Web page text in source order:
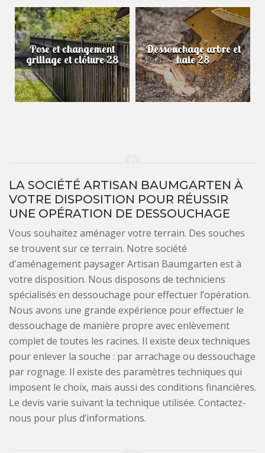
Pose et changement
grillage et clôture 28
Dessouchage arbre et
haie 28
LA SOCIÉTÉ ARTISAN BAUMGARTEN À
VOTRE DISPOSITION POUR RÉUSSIR
UNE OPÉRATION DE DESSOUCHAGE
Vous souhaitez aménager votre terrain. Des souches
se trouvent sur ce terrain. Notre société
d'aménagement paysager Artisan Baumgarten est à
votre disposition. Nous disposons de techniciens
spécialisés en dessouchage pour effectuer l’opération.
Nous avons une grande expérience pour effectuer le
dessouchage de manière propre avec enlèvement
complet de toutes les racines. Il existe deux techniques
pour enlever la souche : par arrachage ou dessouchage
par rognage. Il existe des paramètres techniques qui
imposent le choix, mais aussi des conditions financières.
Le devis varie suivant la technique utilisée. Contactez-
nous pour plus d’informations.